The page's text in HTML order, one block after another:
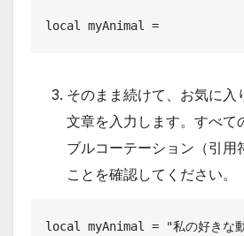
local myAnimal =
そのまま続けて、お気に入
文章を入力します。すべて
ブルコーテーション（引用
ことを確認してください。
local myAnimal = "私の好きな